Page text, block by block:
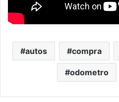
autos compra
odometro